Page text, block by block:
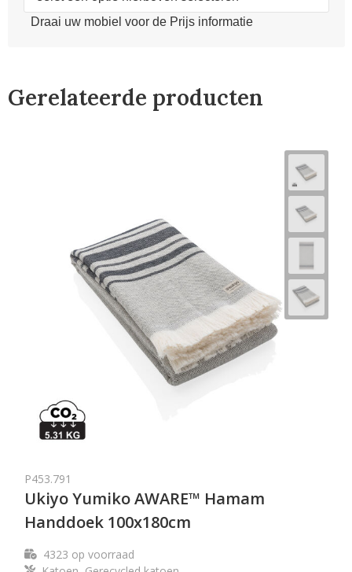
Draai uw mobiel voor de Prijs informatie
Gerelateerde producten
P453.791
Ukiyo Yumiko AWARE™ Hamam
Handdoek 100x180cm
4323 op voorraad